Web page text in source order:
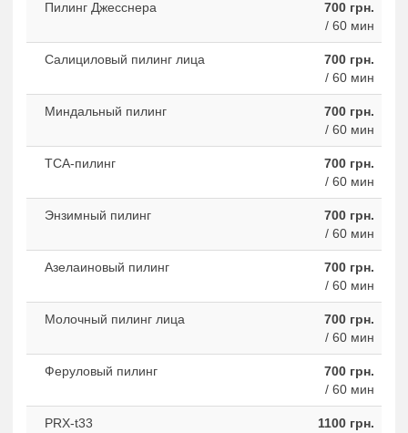
Пилинг Джесснера
700 грн.
/ 60 мин
Салициловый пилинг лица
700 грн.
/ 60 мин
Миндальный пилинг
700 грн.
/ 60 мин
ТСА-пилинг
700 грн.
/ 60 мин
Энзимный пилинг
700 грн.
/ 60 мин
Азелаиновый пилинг
700 грн.
/ 60 мин
Молочный пилинг лица
700 грн.
/ 60 мин
Феруловый пилинг
700 грн.
/ 60 мин
PRX-t33
1100 грн.